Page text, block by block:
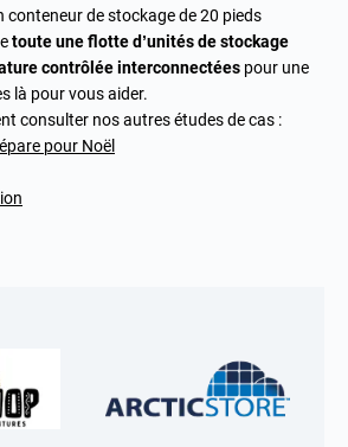
conteneur de stockage de 20 pieds
toute une flotte d’unités de stockage
contrôlée interconnectées pour une
là pour vous aider.
consulter nos autres études de cas :
pour Noël